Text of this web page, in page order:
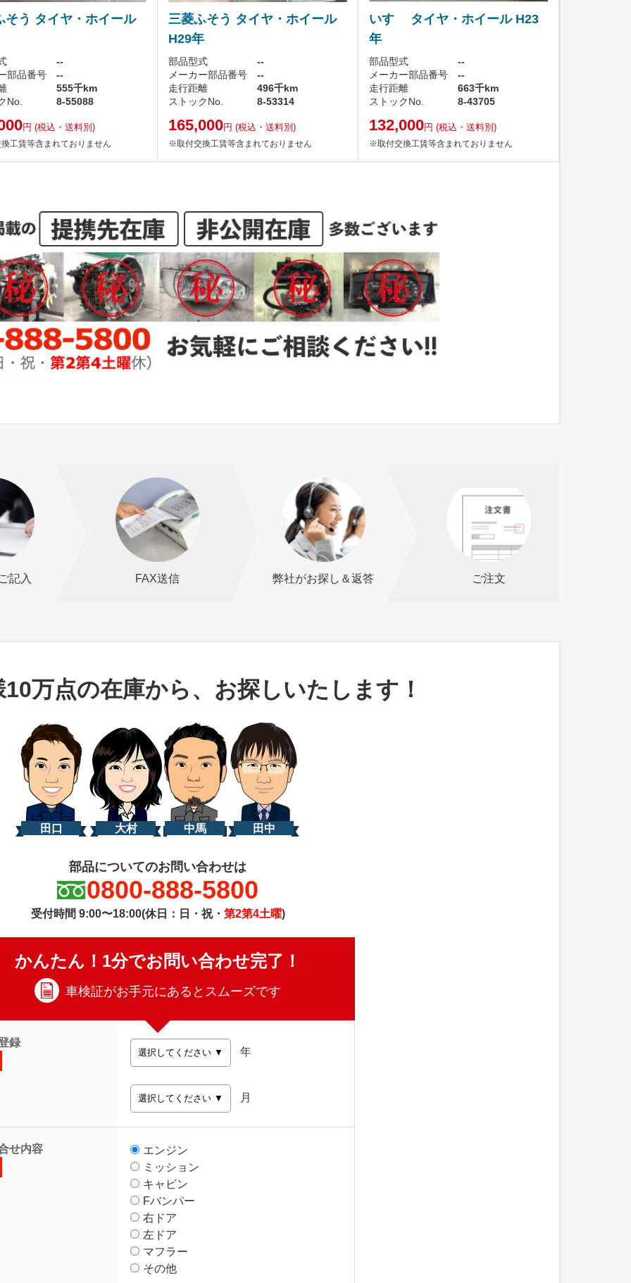
そう タイヤ・ホイール
--
部品番号
--
555千km
No.
8-55088
円 (税込・送料別)
工賃等含まれておりません
三菱ふそう タイヤ・ホイール
H29年
部品型式
--
メーカー部品番号
--
走行距離
496千km
ストックNo.
8-53314
165,000円 (税込・送料別)
※取付交換工賃等含まれておりません
いすゞ タイヤ・ホイール H23
年
部品型式
--
メーカー部品番号
--
走行距離
663千km
ストックNo.
8-43705
132,000円 (税込・送料別)
※取付交換工賃等含まれておりません
記入 FAX送信 弊社がお探し＆返答 ご注文
万点の在庫から、お探しいたします！
田口 大村 中馬 田中
部品についてのお問い合わせは
0800-888-5800
受付時間 9:00〜18:00(休日：日・祝・ 第2第4土曜)
かんたん！1分でお問い合わせ完了！
車検証がお手元にあるとスムーズです
録
年
月
せ内容
エンジン
ミッション
キャビン
Fバンパー
右ドア
左ドア
マフラー
その他